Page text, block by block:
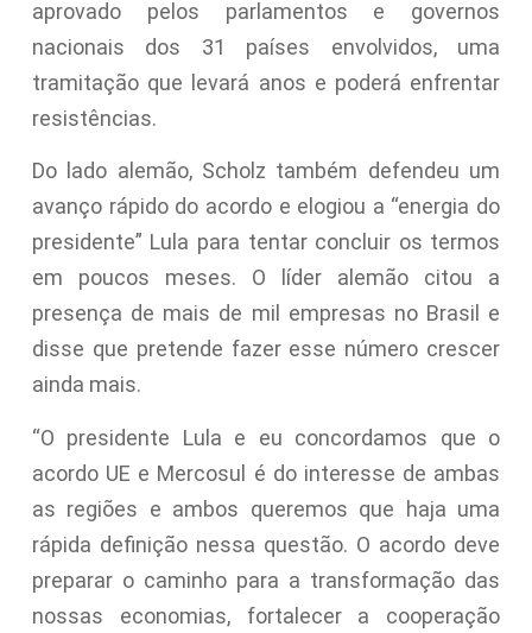
aprovado pelos parlamentos e governos
nacionais dos 31 países envolvidos, uma
tramitação que levará anos e poderá enfrentar
resistências.
Do lado alemão, Scholz também defendeu um
avanço rápido do acordo e elogiou a “energia do
presidente” Lula para tentar concluir os termos
em poucos meses. O líder alemão citou a
presença de mais de mil empresas no Brasil e
disse que pretende fazer esse número crescer
ainda mais.
“O presidente Lula e eu concordamos que o
acordo UE e Mercosul é do interesse de ambas
as regiões e ambos queremos que haja uma
rápida definição nessa questão. O acordo deve
preparar o caminho para a transformação das
nossas economias, fortalecer a cooperação